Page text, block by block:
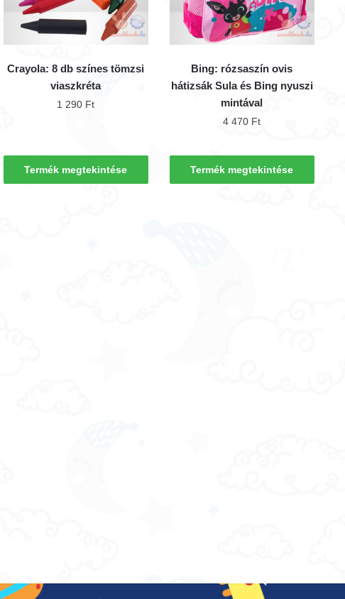
Crayola: 8 db színes tömzsi
viaszkréta
1 290 Ft
Termék megtekintése
Bing: rózsaszín ovis
hátizsák Sula és Bing nyuszi
mintával
4 470 Ft
Termék megtekintése